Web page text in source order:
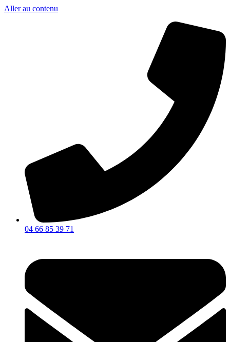
Aller au contenu
04 66 85 39 71